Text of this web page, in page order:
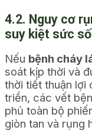
4.2. Nguy cơ
suy kiệt sức
Nếu bệnh cháy
soát kịp thời và
thời tiết thuận lợi
triển, các vết
phủ toàn bộ
giòn tan và rụng